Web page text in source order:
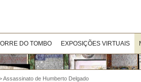
DO TOMBO EXPOSIÇÕES VIRTUAIS
Assassinato de Humberto Delgado